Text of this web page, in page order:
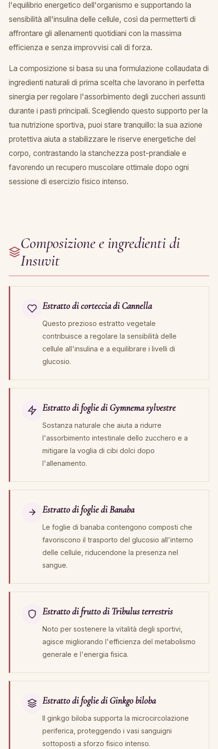
l'equilibrio energetico dell'organismo e supportando la
sensibilità all'insulina delle cellule, così da permetterti di
affrontare gli allenamenti quotidiani con la massima
efficienza e senza improvvisi cali di forza.
La composizione si basa su una formulazione collaudata di
ingredienti naturali di prima scelta che lavorano in perfetta
sinergia per regolare l'assorbimento degli zuccheri assunti
durante i pasti principali. Scegliendo questo supporto per la
tua nutrizione sportiva, puoi stare tranquillo: la sua azione
protettiva aiuta a stabilizzare le riserve energetiche del
corpo, contrastando la stanchezza post-prandiale e
favorendo un recupero muscolare ottimale dopo ogni
sessione di esercizio fisico intenso.
Composizione e ingredienti di
Insuvit
Estratto di corteccia di Cannella
Questo prezioso estratto vegetale
contribuisce a regolare la sensibilità delle
cellule all'insulina e a equilibrare i livelli di
glucosio.
Estratto di foglie di Gymnema sylvestre
Sostanza naturale che aiuta a ridurre
l'assorbimento intestinale dello zucchero e a
mitigare la voglia di cibi dolci dopo
l'allenamento.
Estratto di foglie di Banaba
Le foglie di banaba contengono composti che
favoriscono il trasporto del glucosio all'interno
delle cellule, riducendone la presenza nel
sangue.
Estratto di frutto di Tribulus terrestris
Noto per sostenere la vitalità degli sportivi,
agisce migliorando l'efficienza del metabolismo
generale e l'energia fisica.
Estratto di foglie di Ginkgo biloba
Il ginkgo biloba supporta la microcircolazione
periferica, proteggendo i vasi sanguigni
sottoposti a sforzo fisico intenso.